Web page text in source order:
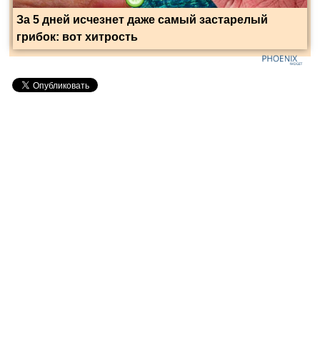
За 5 дней исчезнет даже самый застарелый
грибок: вот хитрость